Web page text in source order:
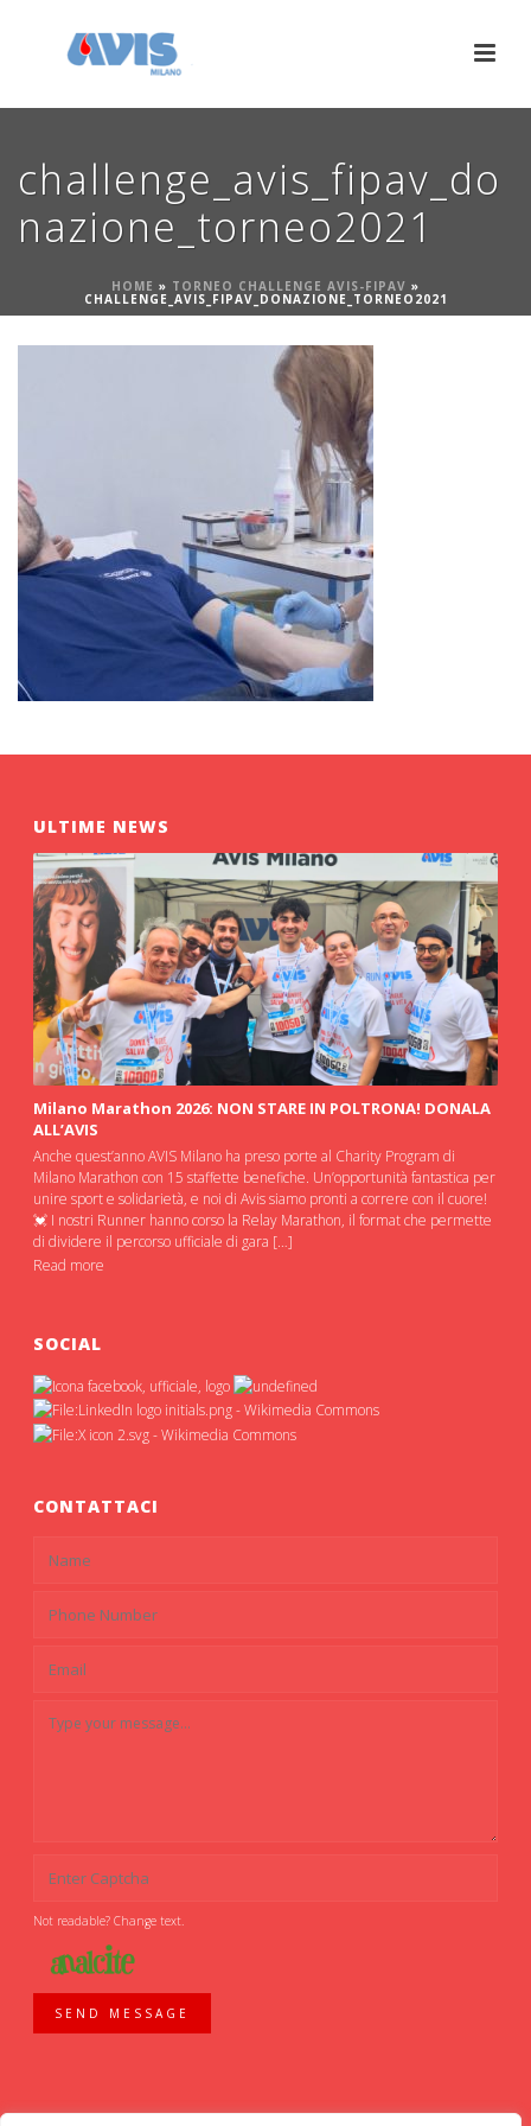
challenge_avis_fipav_do
nazione_torneo2021
HOME » TORNEO CHALLENGE AVIS-FIPAV »
CHALLENGE_AVIS_FIPAV_DONAZIONE_TORNEO2021
ULTIME NEWS
Milano Marathon 2026: NON STARE IN POLTRONA! DONALA
ALL’AVIS
Anche quest’anno AVIS Milano ha preso porte al Charity Program di
Milano Marathon con 15 staffette benefiche. Un’opportunità fantastica per
unire sport e solidarietà, e noi di Avis siamo pronti a correre con il cuore!
💓 I nostri Runner hanno corso la Relay Marathon, il format che permette
di dividere il percorso ufficiale di gara […]
Read more
SOCIAL
CONTATTACI
Not readable? Change text.
SEND MESSAGE